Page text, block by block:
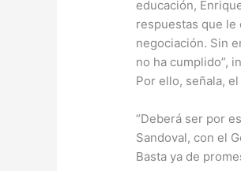
educación,
respuestas que le
negociación. Sin
no ha cumplido”,
Por ello, señala,
“Deberá ser por
Sandoval, con el
Basta ya de